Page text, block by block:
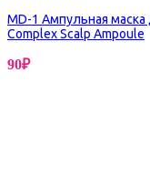
MD-1 Ампульная
Complex Scalp Ampoule
90₽